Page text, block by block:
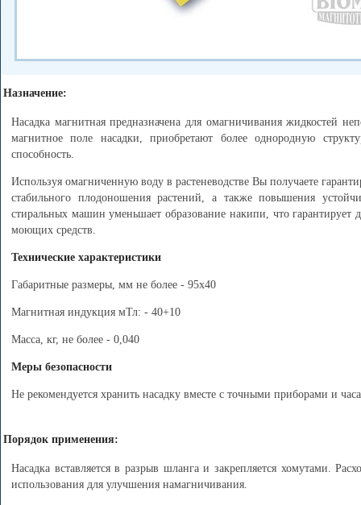
Назначение:
Насадка магнитная предназначена для омагничивания жидкостей
магнитное поле насадки, приобретают более однородную
способность.
Используя омагниченную воду в растеневодстве Вы получаете
стабильного плодоношения растений, а также повышения
стиральных машин уменьшает образование накипи, что
моющих средств.
Технические характеристики
Габаритные размеры, мм не более - 95х40
Магнитная индукция мТл: - 40+10
Масса, кг, не более - 0,040
Меры безопасности
Не рекомендуется хранить насадку вместе с точными приборами и
Порядок применения:
Насадка вставляется в разрыв шланга и закрепляется хомутами.
использования для улучшения намагничивания.